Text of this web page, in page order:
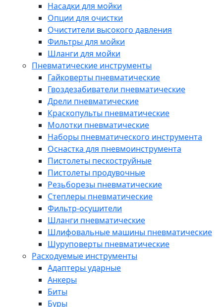
Насадки для мойки
Опции для очистки
Очистители высокого давления
Фильтры для мойки
Шланги для мойки
Пневматические инструменты
Гайковерты пневматические
Гвоздезабиватели пневматические
Дрели пневматические
Краскопульты пневматические
Молотки пневматические
Наборы пневматического инструмента
Оснастка для пневмоинструмента
Пистолеты пескоструйные
Пистолеты продувочные
Резьборезы пневматические
Степлеры пневматические
Фильтр-осушители
Шланги пневматические
Шлифовальные машины пневматические
Шуруповерты пневматические
Расходуемые инструменты
Адаптеры ударные
Анкеры
Биты
Буры